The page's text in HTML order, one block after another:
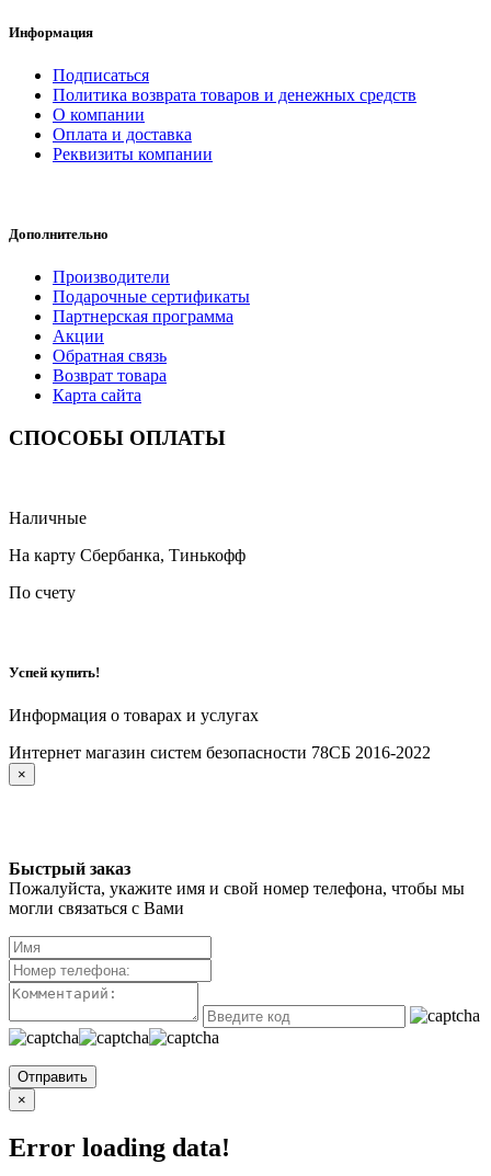
Информация
Подписаться
Политика возврата товаров и денежных средств
О компании
Оплата и доставка
Реквизиты компании
Дополнительно
Производители
Подарочные сертификаты
Партнерская программа
Акции
Обратная связь
Возврат товара
Карта сайта
СПОСОБЫ ОПЛАТЫ
Наличные
На карту Сбербанка, Тинькофф
По счету
Успей купить!
Информация о товарах и услугах
Интернет магазин систем безопасности 78СБ 2016-2022
×
Быстрый заказ
Пожалуйста, укажите имя и свой номер телефона, чтобы мы
могли связаться с Вами
Отправить
×
Error loading data!